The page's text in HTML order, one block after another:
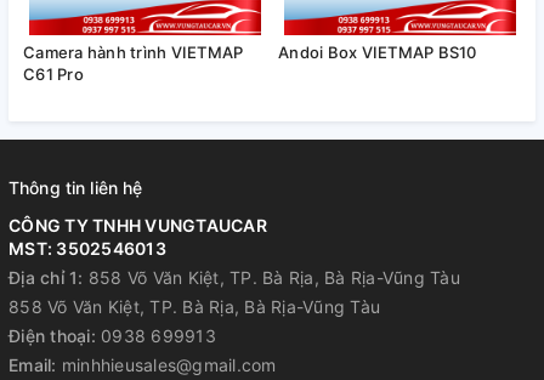
VIETMAP TS-2K
Camera hành trình VIETMAP
C61 Pro
Andoi Box VIETMAP BS10
Thông tin liên hệ
CÔNG TY TNHH VUNGTAUCAR
MST: 3502546013
Địa chỉ 1: 858 Võ Văn Kiệt, TP. Bà Rịa, Bà Rịa-Vũng Tàu
858 Võ Văn Kiệt, TP. Bà Rịa, Bà Rịa-Vũng Tàu
Điện thoại: 0938 699913
Email: minhhieusales@gmail.com